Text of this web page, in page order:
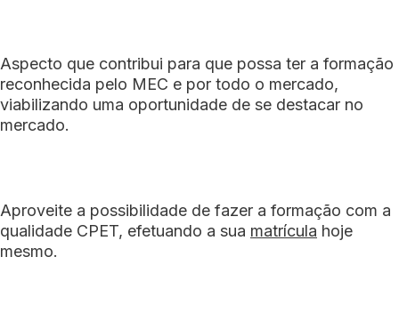
Aspecto que contribui para que possa ter a formação
reconhecida pelo MEC e por todo o mercado,
viabilizando uma oportunidade de se destacar no
mercado.
Aproveite a possibilidade de fazer a formação com a
qualidade CPET, efetuando a sua matrícula hoje
mesmo.